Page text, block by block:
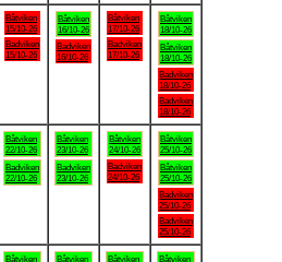
Båtviken
15/10-26
Badviken
15/10-26
Båtviken
16/10-26
Badviken
16/10-26
Båtviken
17/10-26
Badviken
17/10-26
Båtviken
18/10-26
Båtviken
18/10-26
Badviken
18/10-26
Badviken
18/10-26
Båtviken
22/10-26
Badviken
22/10-26
Båtviken
23/10-26
Badviken
23/10-26
Båtviken
24/10-26
Badviken
24/10-26
Båtviken
25/10-26
Båtviken
25/10-26
Badviken
25/10-26
Badviken
25/10-26
Båtviken
Båtviken
Båtviken
Båtviken